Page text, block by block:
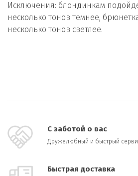
Исключения: блондинкам
несколько тонов темнее,
несколько тонов светлее.
С заботой о вас
Дружелюбный и быстрый
Быстрая доставка